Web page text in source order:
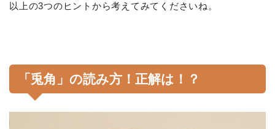
以上の3つのヒントから考えてみてくださいね。
「兎角」の読み方！正解は！？